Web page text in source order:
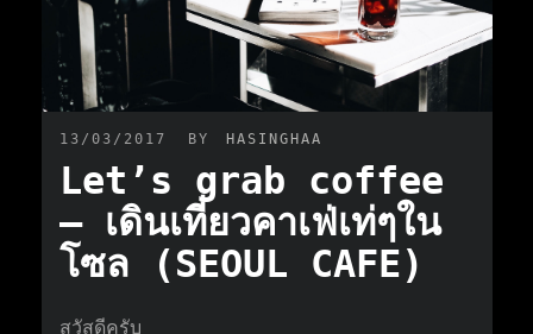
13/03/2017 BY HASINGHAA
Let’s grab coffee
– เดินเที่ยวคาเฟ่เท่ๆใน
โซล (SEOUL CAFE)
สวัสดีครับ